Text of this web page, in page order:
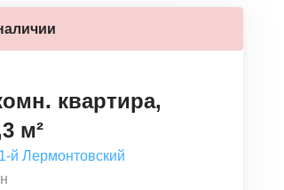
квартира,
м²
й Лермонтовский